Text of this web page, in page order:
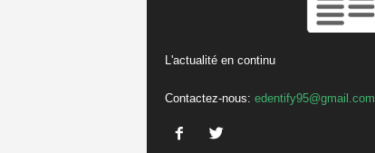
L'actualité en continu
Contactez-nous: edentify95@gmail.com